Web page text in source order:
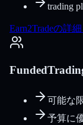
trading
Earn2Tradeの詳
可能な
予算に